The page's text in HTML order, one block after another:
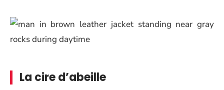
La cire d’abeille